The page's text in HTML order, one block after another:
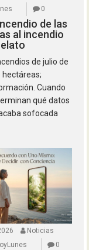
0
de las
al incendio
de julio de
hectáreas;
Cuando
qué datos
sofocada
Noticias
0